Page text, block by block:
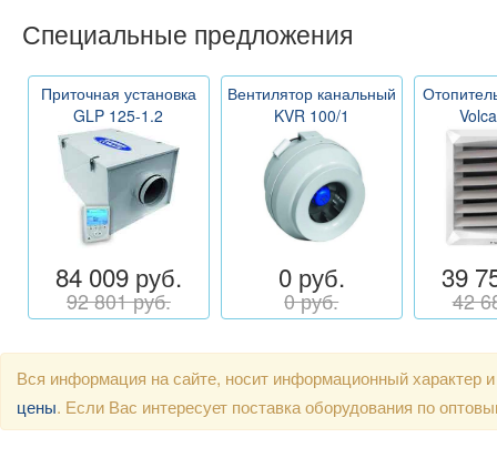
Специальные предложения
Приточная установка
GLP 125-1.2
84 009 руб.
92 801 руб.
Вентилятор канальный
KVR 100/1
0 руб.
0 руб.
39
42
Вся информация на сайте, носит информационный
цены. Если Вас интересует поставка оборудования по